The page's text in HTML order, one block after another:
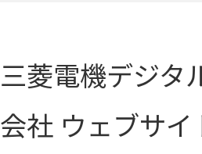
三菱電機デジタ
会社 ウェブサ